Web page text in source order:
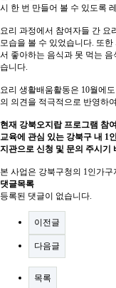
시 한 번 만들어 볼 수 있도록
요리 과정에서 참여자들 간 요
모습을 볼 수 있었습니다. 또한
서 좋아하는 음식과 못 먹는
습니다.
요리 생활배움활동은 10월에
의 의견을 적극적으로 반영하
현재 강북오지랍 프로그램 참
교육에 관심 있는 강북구 내 1
지관으로 신청 및 문의 주시기
본 사업은 강북구청의 1인가
댓글목록
등록된 댓글이 없습니다.
이전글
다음글
목록